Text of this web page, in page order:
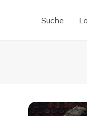
Suche
Call-